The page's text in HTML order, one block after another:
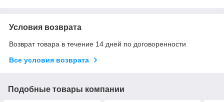
Условия возврата
Возврат товара в течение 14 дней по договоренности
Все условия возврата
Подобные товары компании